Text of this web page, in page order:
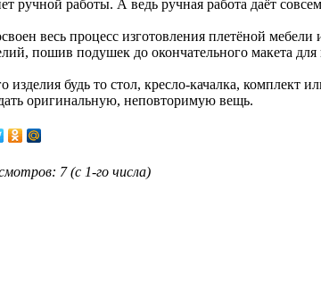
ручной работы. А ведь ручная работа даёт
весь процесс изготовления плетёной мебели
пошив подушек до окончательного макета
изделия будь то стол, кресло-качалка,
оригинальную, неповторимую вещь.
7 (с 1-го числа)